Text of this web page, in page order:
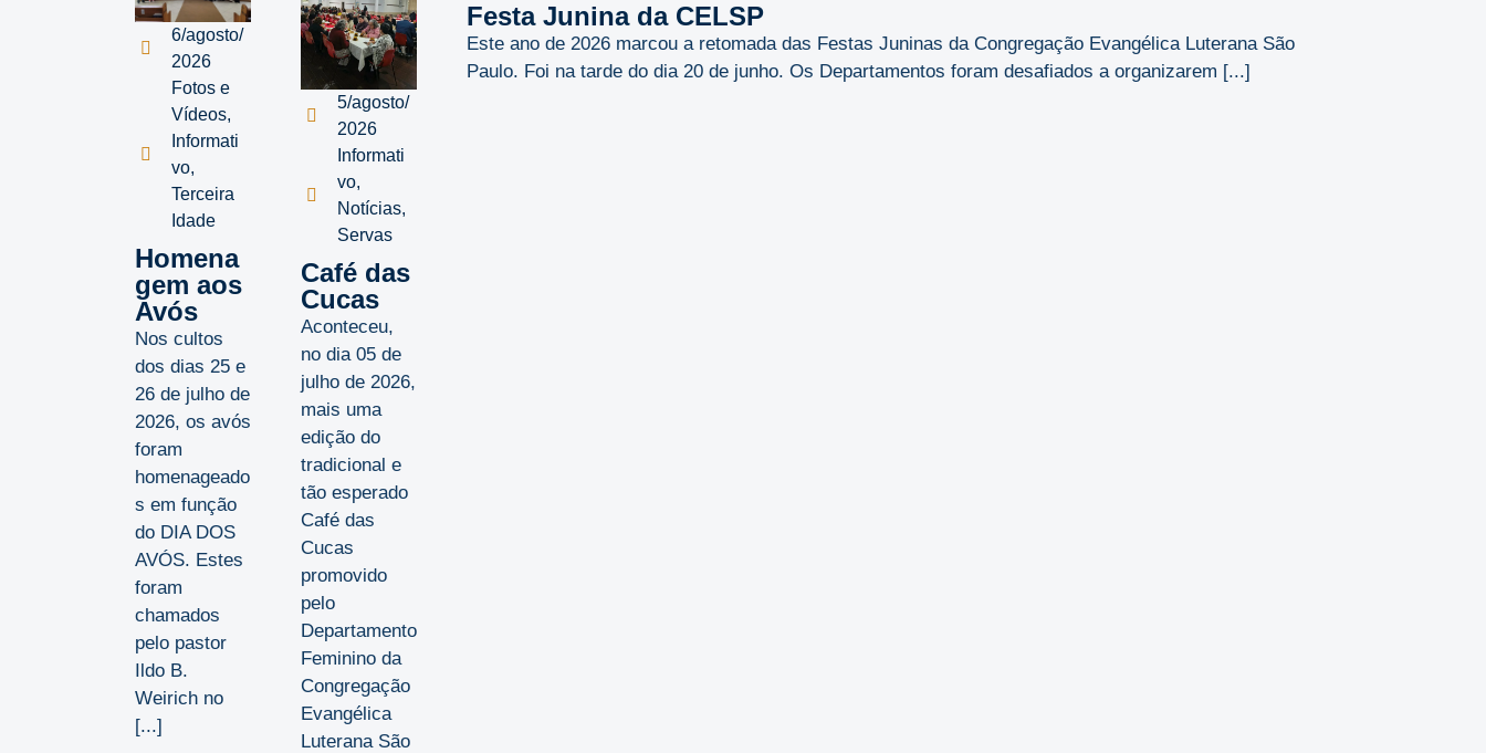
6/agosto/
2026
Fotos e
Vídeos,
Informati
vo,
Terceira
Idade
Homena
gem aos
Avós
Nos cultos
dos dias 25 e
26 de julho de
2026, os avós
foram
homenageado
s em função
do DIA DOS
AVÓS. Estes
foram
chamados
pelo pastor
Ildo B.
Weirich no
[...]
5/agosto/
2026
Informati
vo,
Notícias,
Servas
Café das
Cucas
Aconteceu,
no dia 05 de
julho de 2026,
mais uma
edição do
tradicional e
tão esperado
Café das
Cucas
promovido
pelo
Departamento
Feminino da
Congregação
Evangélica
Luterana São
Festa Junina da CELSP
Este ano de 2026 marcou a retomada das Festas Juninas da Congregação Evangélica Luterana São
Paulo. Foi na tarde do dia 20 de junho. Os Departamentos foram desafiados a organizarem [...]